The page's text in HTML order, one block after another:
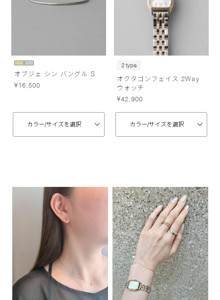
オブジェ シン バングル S
¥16,500
カラー/サイズを選択
2 type
オクタゴンフェイス 2Way
ウォッチ
¥42,900
カラー/サイズを選択